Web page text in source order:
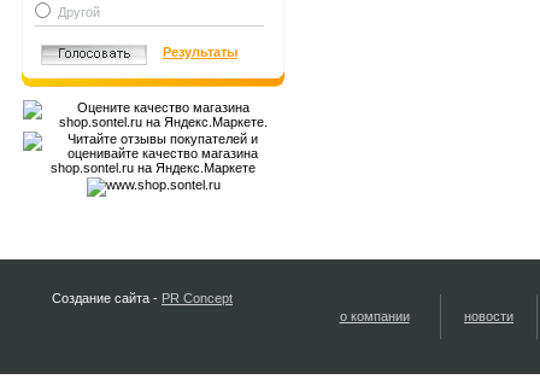
Другой
Результаты
Создание сайта - PR Concept
о компании
новости